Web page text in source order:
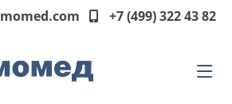
+7 (499) 322 43 82